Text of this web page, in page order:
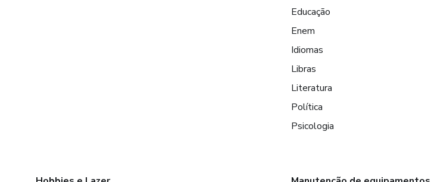
Educação
Enem
Idiomas
Libras
Literatura
Política
Psicologia